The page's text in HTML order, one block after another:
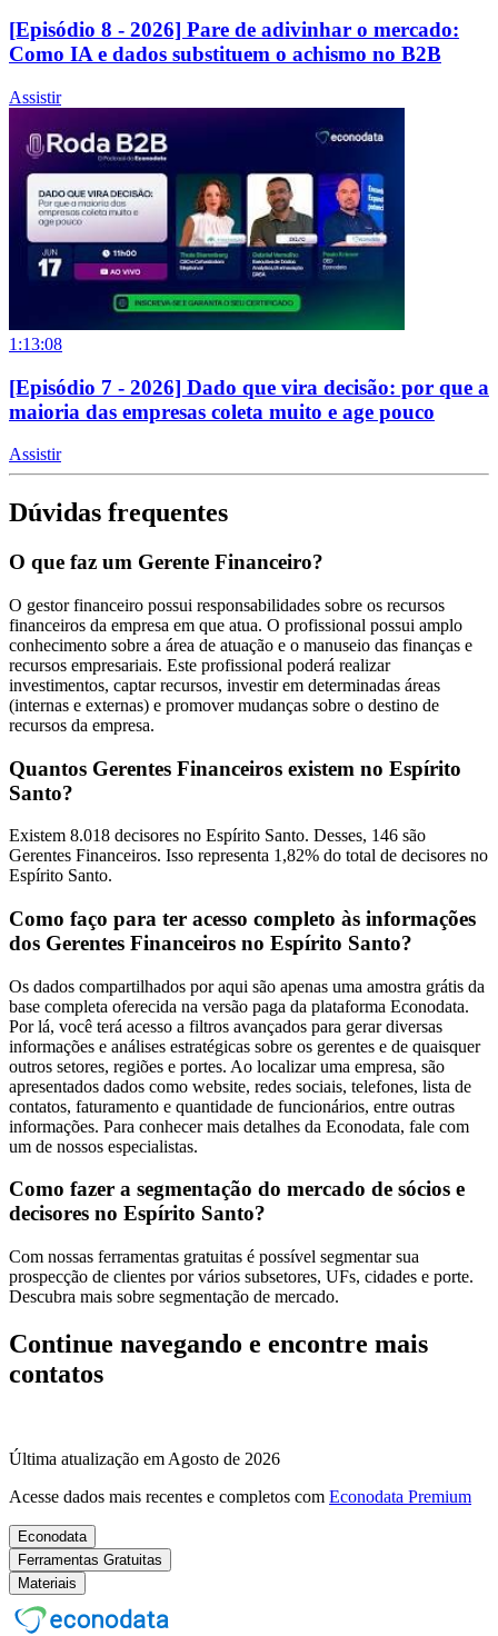
[Episódio 8 - 2026] Pare de adivinhar o mercado:
Como IA e dados substituem o achismo no B2B
Assistir
1:13:08
[Episódio 7 - 2026] Dado que vira decisão: por que a
maioria das empresas coleta muito e age pouco
Assistir
Dúvidas frequentes
O que faz um Gerente Financeiro?
O gestor financeiro possui responsabilidades sobre os recursos
financeiros da empresa em que atua. O profissional possui amplo
conhecimento sobre a área de atuação e o manuseio das finanças e
recursos empresariais. Este profissional poderá realizar
investimentos, captar recursos, investir em determinadas áreas
(internas e externas) e promover mudanças sobre o destino de
recursos da empresa.
Quantos Gerentes Financeiros existem no Espírito
Santo?
Existem 8.018 decisores no Espírito Santo. Desses, 146 são
Gerentes Financeiros. Isso representa 1,82% do total de decisores no
Espírito Santo.
Como faço para ter acesso completo às informações
dos Gerentes Financeiros no Espírito Santo?
Os dados compartilhados por aqui são apenas uma amostra grátis da
base completa oferecida na versão paga da plataforma Econodata.
Por lá, você terá acesso a filtros avançados para gerar diversas
informações e análises estratégicas sobre os gerentes e de quaisquer
outros setores, regiões e portes. Ao localizar uma empresa, são
apresentados dados como website, redes sociais, telefones, lista de
contatos, faturamento e quantidade de funcionários, entre outras
informações. Para conhecer mais detalhes da Econodata, fale com
um de nossos especialistas.
Como fazer a segmentação do mercado de sócios e
decisores no Espírito Santo?
Com nossas ferramentas gratuitas é possível segmentar sua
prospecção de clientes por vários subsetores, UFs, cidades e porte.
Descubra mais sobre segmentação de mercado.
Continue navegando e encontre mais
contatos
Última atualização em Agosto de 2026
Acesse dados mais recentes e completos com Econodata Premium
Econodata
Ferramentas Gratuitas
Materiais